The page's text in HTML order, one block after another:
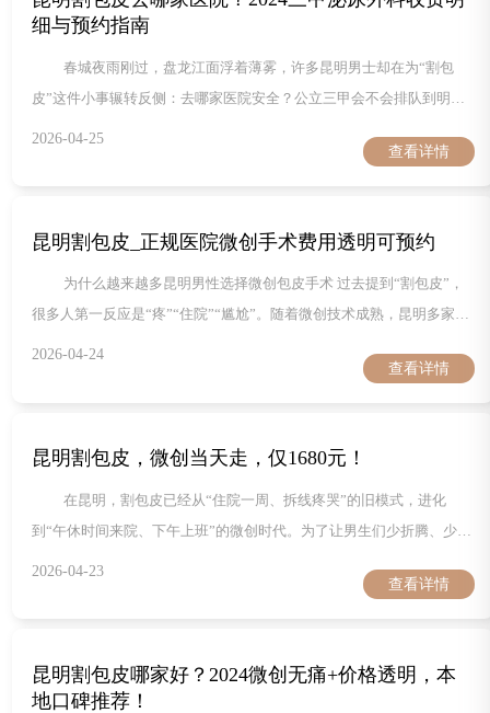
院均价（
细与预约指南
春城夜雨刚过，盘龙江面浮着薄雾，许多昆明男士却在为“割包
皮”这件小事辗转反侧：去哪家医院安全？公立三甲会不会排队到明
最新政策、价格、预约通道、术后护理、医保报销、私立补充选择一次
检把“包茎”列为限
2026-04-25
查看详情
昆明割包皮_正规医院微创手术费用透明可预约
为什么越来越多昆明男性选择微创包皮手术 过去提到“割包皮”，
很多人第一反应是“疼”“住院”“尴尬”。随着微创技术成熟，昆明多家正
规医院把手术时间缩短到15分钟、出血量控制在1毫升以内，术后无需
住院，当天可步行回家。更关键的是，费用透明、可线上预约，避
手术疼不疼？ 进口
2026-04-24
查看详情
昆明割包皮，微创当天走，仅1680元！
在昆明，割包皮已经从“住院一周、拆线疼哭”的旧模式，进化
到“午休时间来院、下午上班”的微创时代。为了让男生们少折腾、少花
1680元档的医院一次性扒出来，并按“手术速度、疼痛指数、美学缝
时行动指南，看完直接出发，
2026-04-23
查看详情
昆明割包皮哪家好？2024微创无痛+价格透明，本
地口碑推荐！